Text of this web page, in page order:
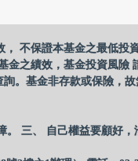
不保證本基金之最低
之績效，基金投資風
。基金非存款或保險，
三、 自己權益要顧好，